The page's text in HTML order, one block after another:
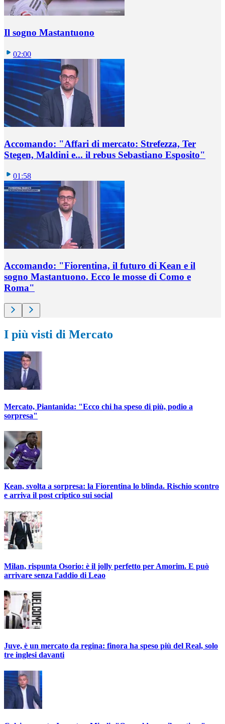
Il sogno Mastantuono
02:00
Accomando: "Affari di mercato: Strefezza, Ter
Stegen, Maldini e... il rebus Sebastiano Esposito"
01:58
Accomando: "Fiorentina, il futuro di Kean e il
sogno Mastantuono. Ecco le mosse di Como e
Roma"
I più visti di Mercato
Mercato, Piantanida: "Ecco chi ha speso di più, podio a
sorpresa"
Kean, svolta a sorpresa: la Fiorentina lo blinda. Rischio scontro
e arriva il post criptico sui social
Milan, rispunta Osorio: è il jolly perfetto per Amorim. E può
arrivare senza l'addio di Leao
Juve, è un mercato da regina: finora ha speso più del Real, solo
tre inglesi davanti